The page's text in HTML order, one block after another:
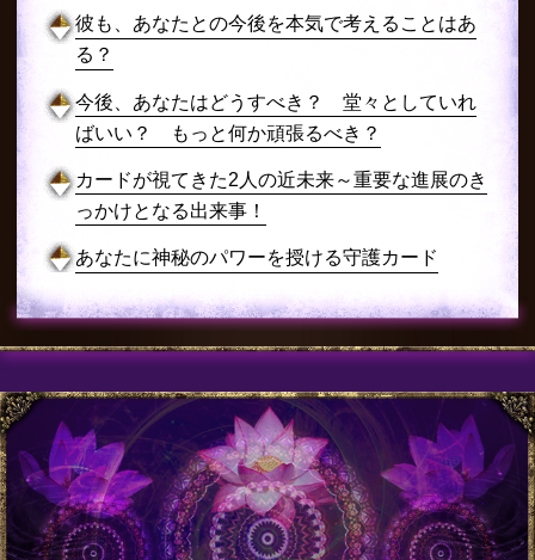
彼も、あなたとの今後を本気で考えることはあ
る？
今後、あなたはどうすべき？ 堂々としていれ
ばいい？ もっと何か頑張るべき？
カードが視てきた2人の近未来～重要な進展のき
っかけとなる出来事！
あなたに神秘のパワーを授ける守護カード